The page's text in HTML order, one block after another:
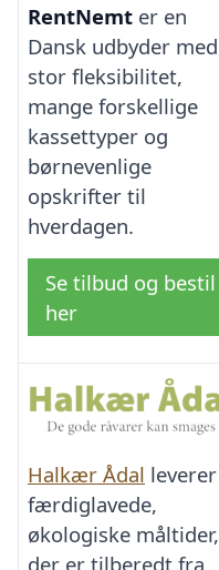
RentNemt er en
Dansk udbyder med
stor fleksibilitet,
mange forskellige
kassettyper og
børnevenlige
opskrifter til
hverdagen.
Se tilbud og bestil
her
Halkær Ådal leverer
færdiglavede,
økologiske måltider,
der er tilberedt fra